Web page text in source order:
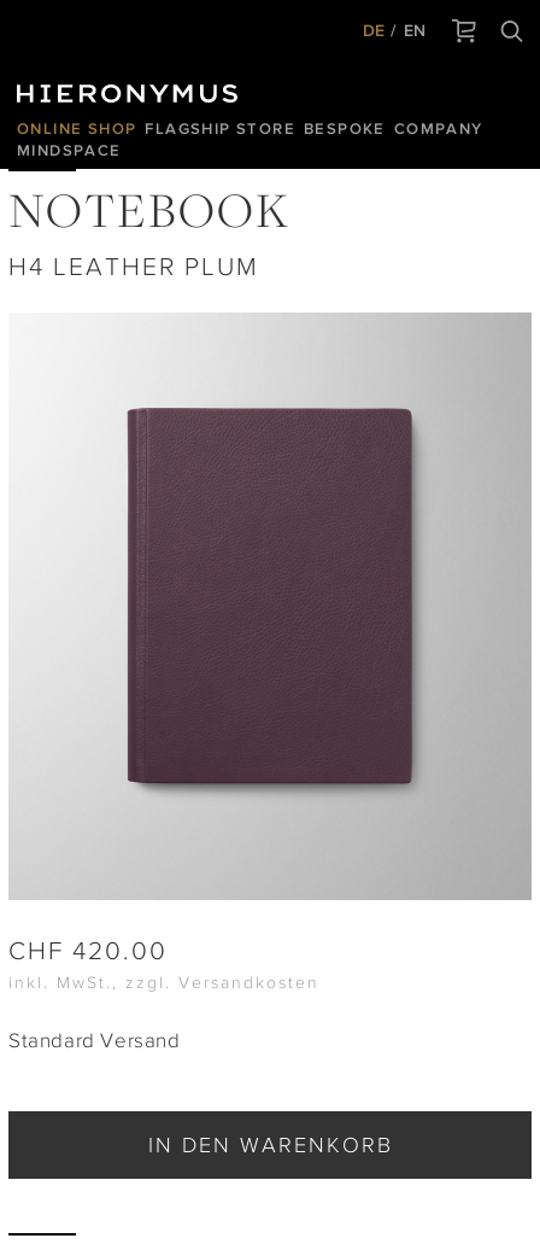
DE EN
ONLINE SHOP FLAGSHIP STORE BESPOKE
COMPANY
MINDSPACE
NOTEBOOK
H4 LEATHER PLUM
CHF 420.00
inkl. MwSt., zzgl. Versandkosten
Standard Versand
IN DEN WARENKORB